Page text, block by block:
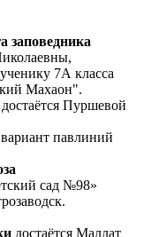
заповедника
7А класса
Махаон".
достаётся Пуршевой
павлиний
сад №98»
достаётся Маллат